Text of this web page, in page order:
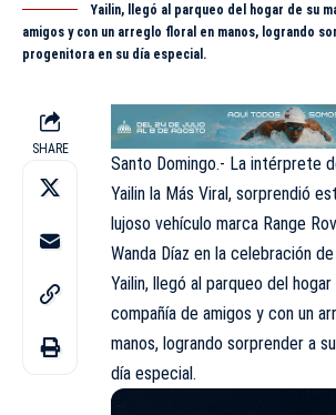
Yailin, llegó al parqueo del hogar de su
amigos y con un arreglo floral en manos, logrando
progenitora en su día especial.
SHARE
Santo Domingo.- La intérprete
Yailin la Más Viral, sorprendió
lujoso vehículo marca Range
Wanda Díaz en la celebración
Yailin, llegó al parqueo del
compañía de amigos y con un
manos, logrando sorprender a
día especial.